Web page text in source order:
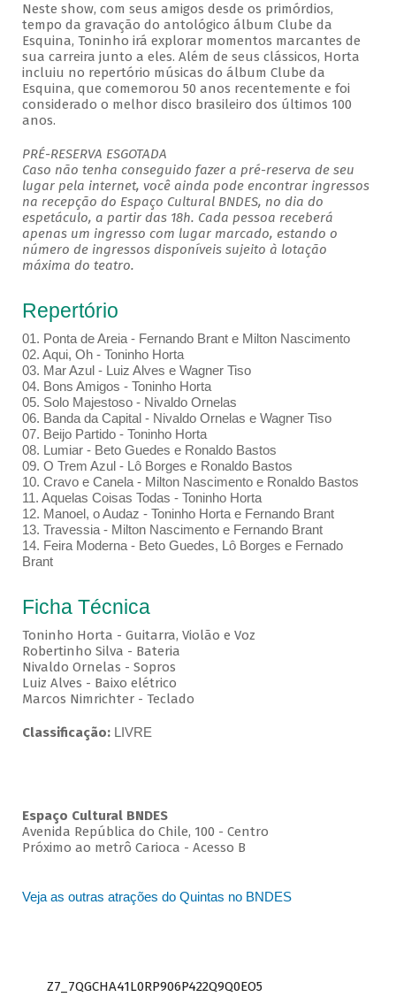
Neste show, com seus amigos desde os primórdios,
tempo da gravação do antológico álbum Clube da
Esquina, Toninho irá explorar momentos marcantes de
sua carreira junto a eles. Além de seus clássicos, Horta
incluiu no repertório músicas do álbum Clube da
Esquina, que comemorou 50 anos recentemente e foi
considerado o melhor disco brasileiro dos últimos 100
anos.
PRÉ-RESERVA ESGOTADA
Caso não tenha conseguido fazer a pré-reserva de seu
lugar pela internet, você ainda pode encontrar ingressos
na recepção do Espaço Cultural BNDES, no dia do
espetáculo, a partir das 18h. Cada pessoa receberá
apenas um ingresso com lugar marcado, estando o
número de ingressos disponíveis sujeito à lotação
máxima do teatro.
Repertório
01. Ponta de Areia - Fernando Brant e Milton Nascimento
02. Aqui, Oh - Toninho Horta
03. Mar Azul - Luiz Alves e Wagner Tiso
04. Bons Amigos - Toninho Horta
05. Solo Majestoso - Nivaldo Ornelas
06. Banda da Capital - Nivaldo Ornelas e Wagner Tiso
07. Beijo Partido - Toninho Horta
08. Lumiar - Beto Guedes e Ronaldo Bastos
09. O Trem Azul - Lô Borges e Ronaldo Bastos
10. Cravo e Canela - Milton Nascimento e Ronaldo Bastos
11. Aquelas Coisas Todas - Toninho Horta
12. Manoel, o Audaz - Toninho Horta e Fernando Brant
13. Travessia - Milton Nascimento e Fernando Brant
14. Feira Moderna - Beto Guedes, Lô Borges e Fernado
Brant
Ficha Técnica
Toninho Horta - Guitarra, Violão e Voz
Robertinho Silva - Bateria
Nivaldo Ornelas - Sopros
Luiz Alves - Baixo elétrico
Marcos Nimrichter - Teclado
Classificação: LIVRE
Espaço Cultural BNDES
Avenida República do Chile, 100 - Centro
Próximo ao metrô Carioca - Acesso B
Veja as outras atrações do Quintas no BNDES
Z7_7QGCHA41L0RP906P422Q9Q0EO5